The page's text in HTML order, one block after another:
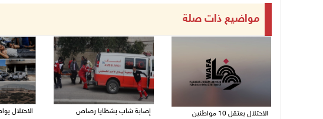
مواضيع ذات صلة
الاحتلال يعتقل 10 مواطنين
إصابة شاب بشظايا رصاص
الاحتلال